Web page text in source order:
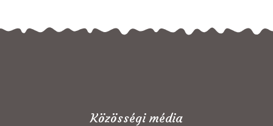
Közösségi média